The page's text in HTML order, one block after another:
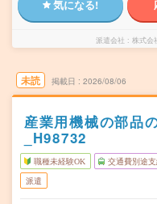
気になる!
派遣会社 株式会
未読 掲載日 2026/08/06
産業用機械の部品
_H98732
職種未経験OK 交通費別途支
派遣